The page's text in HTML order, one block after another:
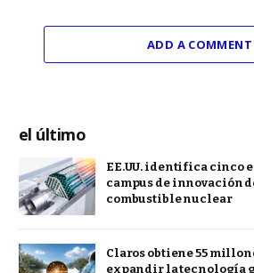
ADD A COMMENT
el último
EE.UU. identifica cinco
campus de innovación
combustible nuclear
Claros obtiene 55
expandir la tecnología